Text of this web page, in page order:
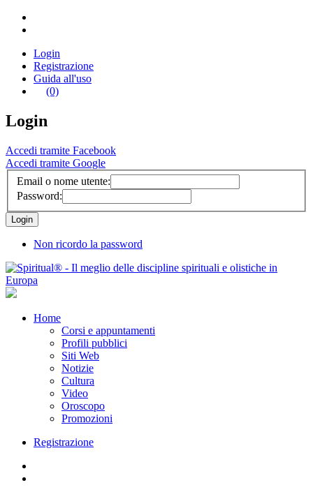
Login
Registrazione
Guida all'uso
(0)
Login
Accedi tramite Facebook
Accedi tramite Google
Email o nome utente:
Password:
Non ricordo la password
Home
Corsi e appuntamenti
Profili pubblici
Siti Web
Notizie
Cultura
Video
Oroscopo
Promozioni
Registrazione